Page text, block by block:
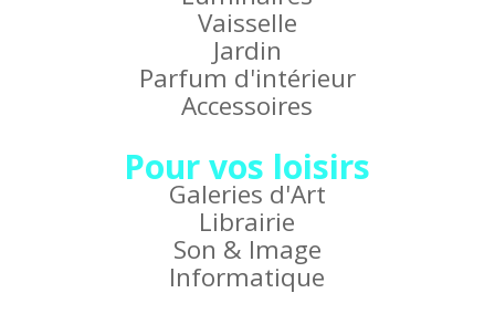
Vaisselle
Jardin
Parfum d'intérieur
Accessoires
Pour vos loisirs
Galeries d'Art
Librairie
Son & Image
Informatique